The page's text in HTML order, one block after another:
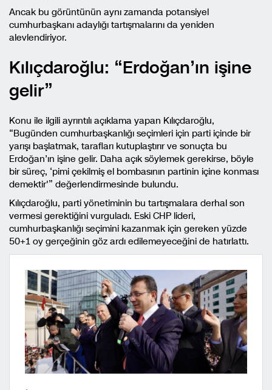
Ancak bu görüntünün aynı zamanda potansiyel
cumhurbaşkanı adaylığı tartışmalarını da yeniden
alevlendiriyor.
Kılıçdaroğlu: “Erdoğan’ın işine
gelir”
Konu ile ilgili ayrıntılı açıklama yapan Kılıçdaroğlu,
“Bugünden cumhurbaşkanlığı seçimleri için parti içinde bir
yarışı başlatmak, tarafları kutuplaştırır ve sonuçta bu
Erdoğan’ın işine gelir. Daha açık söylemek gerekirse, böyle
bir süreç, ‘pimi çekilmiş el bombasının partinin içine konması
demektir'” değerlendirmesinde bulundu.
Kılıçdaroğlu, parti yönetiminin bu tartışmalara derhal son
vermesi gerektiğini vurguladı. Eski CHP lideri,
cumhurbaşkanlığı seçimini kazanmak için gereken yüzde
50+1 oy gerçeğinin göz ardı edilemeyeceğini de hatırlattı.